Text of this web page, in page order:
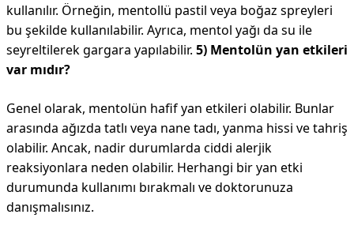
kullanılır. Örneğin, mentollü pastil veya boğaz spreyleri
bu şekilde kullanılabilir. Ayrıca, mentol yağı da su ile
seyreltilerek gargara yapılabilir. 5) Mentolün yan etkileri
var mıdır?
Genel olarak, mentolün hafif yan etkileri olabilir. Bunlar
arasında ağızda tatlı veya nane tadı, yanma hissi ve tahriş
olabilir. Ancak, nadir durumlarda ciddi alerjik
reaksiyonlara neden olabilir. Herhangi bir yan etki
durumunda kullanımı bırakmalı ve doktorunuza
danışmalısınız.